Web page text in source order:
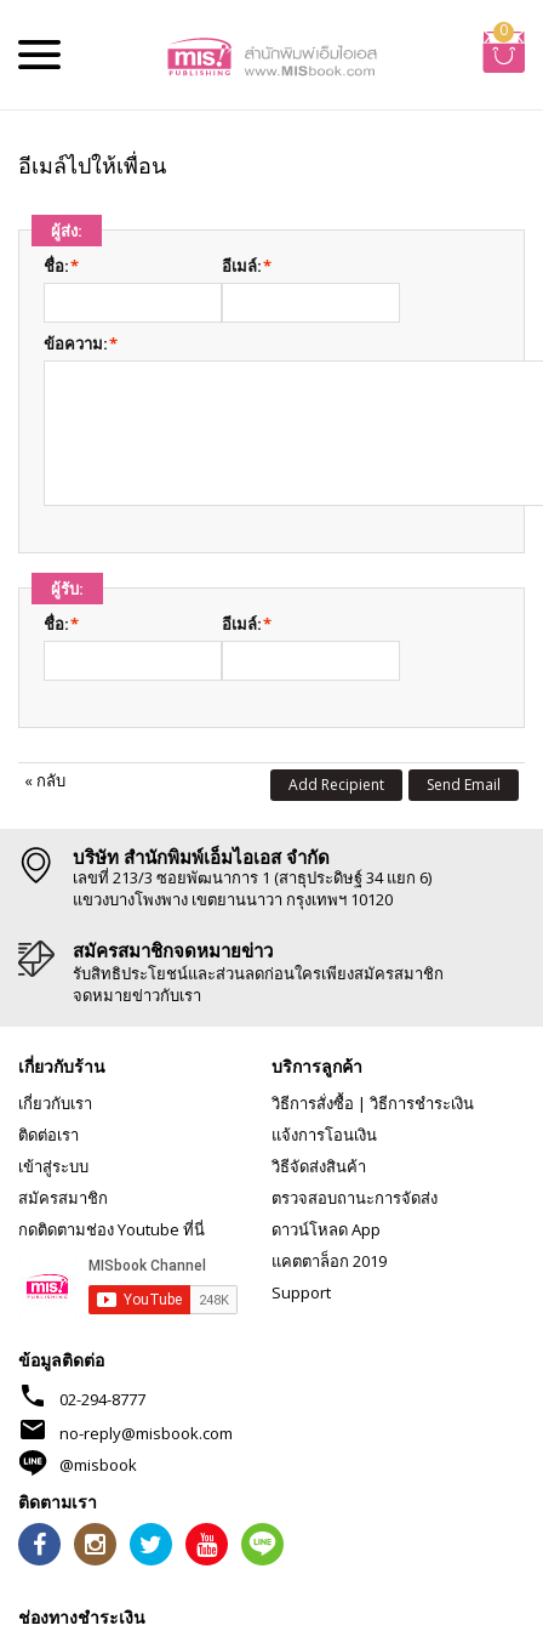
0
อีเมล์ไปให้เพื่อน
ผู้ส่ง:
*
ชื่อ: *
อีเมล์:
*
ข้อความ:
ผู้รับ:
*
ชื่อ: *
อีเมล์:
« กลับ Send Email
Add Recipient
บริษัท สำนักพิมพ์เอ็มไอเอส จำกัด
เลขที่ 213/3 ซอยพัฒนาการ 1 (สาธุประดิษฐ์ 34 แยก 6)
แขวงบางโพงพาง เขตยานนาวา กรุงเทพฯ 10120
สมัครสมาชิกจดหมายข่าว
รับสิทธิประโยชน์และส่วนลดก่อนใครเพียงสมัครสมาชิก
จดหมายข่าวกับเรา
เกี่ยวกับร้าน
เกี่ยวกับเรา
ติดต่อเรา
เข้าสู่ระบบ
สมัครสมาชิก
กดติดตามช่อง Youtube ที่นี่
บริการลูกค้า
วิธีการสั่งซื้อ | วิธีการชำระเงิน
แจ้งการโอนเงิน
วิธีจัดส่งสินค้า
ตรวจสอบถานะการจัดส่ง
ดาวน์โหลด App
แคตตาล็อก 2019
Support
ข้อมูลติดต่อ
phone 02-294-8777
mail
no-reply@misbook.com
@misbook
ติดตามเรา
ช่องทางชำระเงิน